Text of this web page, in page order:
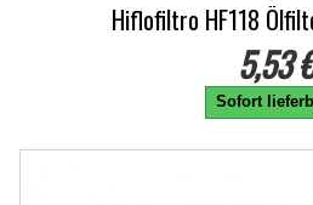
Hiflofiltro HF118
5,53
Sofort